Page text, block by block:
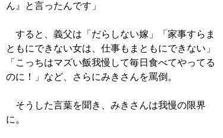
ん』と言ったんです」
すると、義父は「だらしない嫁」「家事すらま
ともにできない女は、仕事もまともにできない」
「こっちはマズい飯我慢して毎日食べてやってる
のに！」など、さらにみきさんを罵倒。
そうした言葉を聞き、みきさんは我慢の限界
に。